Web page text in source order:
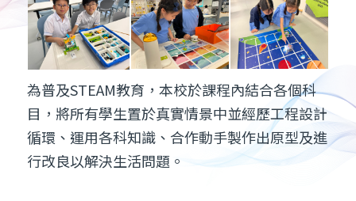
為普及STEAM教育，本校於課程內結合各個科
目，將所有學生置於真實情景中並經歷工程設計
循環、運用各科知識、合作動手製作出原型及進
行改良以解決生活問題。